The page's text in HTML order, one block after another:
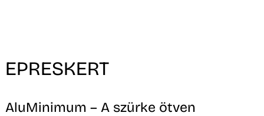
EPRESKERT
AluMinimum – A szürke ötven